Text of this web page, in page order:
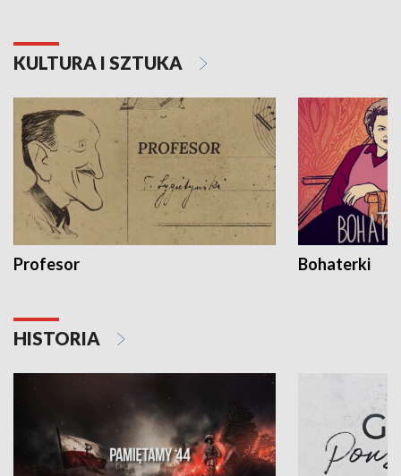
KULTURA I SZTUKA
Profesor Bohaterki
HISTORIA